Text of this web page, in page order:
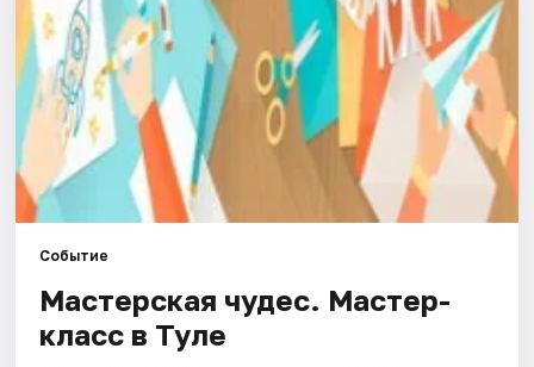
Рейтинги
Событие
Мастерская чудес. Мастер-
класс в Туле